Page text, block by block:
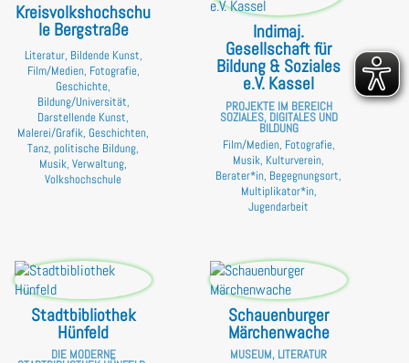
Kreisvolkshochschu
le Bergstraße
Literatur, Bildende Kunst,
Film/Medien, Fotografie,
Geschichte,
Bildung/Universität,
Darstellende Kunst,
Malerei/Grafik, Geschichten,
Tanz, politische Bildung,
Musik, Verwaltung,
Volkshochschule
Indimaj.
Gesellschaft für
Bildung & Soziales
e.V. Kassel
PROJEKTE IM BEREICH
SOZIALES, DIGITALES UND
BILDUNG
Film/Medien, Fotografie,
Musik, Kulturverein,
Berater*in, Begegnungsort,
Multiplikator*in,
Jugendarbeit
Stadtbibliothek
Hünfeld
DIE MODERNE
Schauenburger
Märchenwache
MUSEUM, LITERATUR